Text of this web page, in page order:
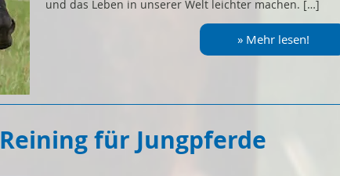
und das Leben in unserer Welt leichter machen. […]
» Mehr lesen!
Reining für Jungpferde